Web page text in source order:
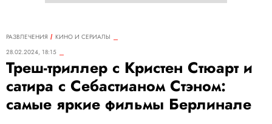
РАЗВЛЕЧЕНИЯ
КИНО И СЕРИАЛЫ
28.02.2024, 18:15
Треш-триллер с Кристен Стюарт и
сатира с Себастианом Стэном:
самые яркие фильмы Берлинале